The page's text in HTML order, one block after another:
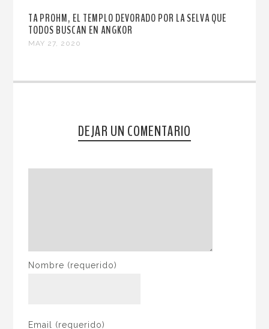
TA PROHM, EL TEMPLO DEVORADO POR LA SELVA QUE
TODOS BUSCAN EN ANGKOR
MAY 27, 2020
DEJAR UN COMENTARIO
Nombre (requerido)
Email (requerido)